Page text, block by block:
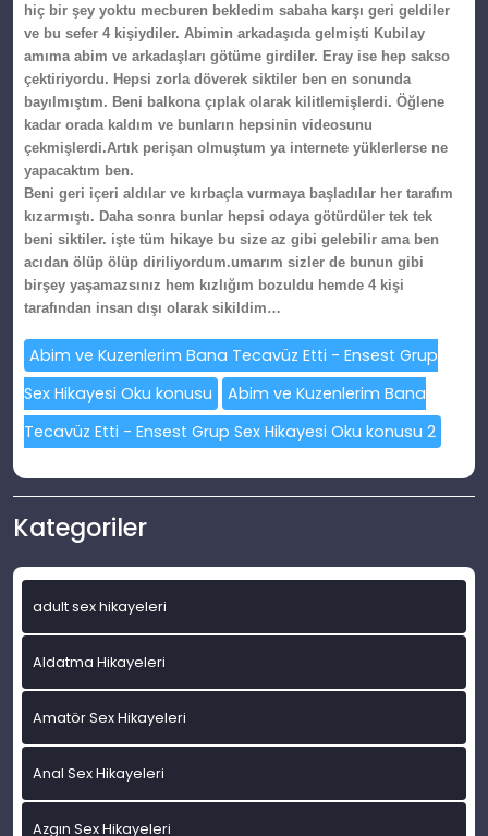
hiç bir şey yoktu mecburen bekledim sabaha karşı geri geldiler
ve bu sefer 4 kişiydiler. Abimin arkadaşıda gelmişti Kubilay
amıma abim ve arkadaşları götüme girdiler. Eray ise hep sakso
çektiriyordu. Hepsi zorla döverek siktiler ben en sonunda
bayılmıştım. Beni balkona çıplak olarak kilitlemişlerdi. Öğlene
kadar orada kaldım ve bunların hepsinin videosunu
çekmişlerdi.Artık perişan olmuştum ya internete yüklerlerse ne
yapacaktım ben.
Beni geri içeri aldılar ve kırbaçla vurmaya başladılar her tarafım
kızarmıştı. Daha sonra bunlar hepsi odaya götürdüler tek tek
beni siktiler. işte tüm hikaye bu size az gibi gelebilir ama ben
acıdan ölüp ölüp diriliyordum.umarım sizler de bunun gibi
birşey yaşamazsınız hem kızlığım bozuldu hemde 4 kişi
tarafından insan dışı olarak sikildim…
Abim ve Kuzenlerim Bana Tecavüz Etti - Ensest Grup
Sex Hikayesi Oku konusu
Abim ve Kuzenlerim Bana
Tecavüz Etti - Ensest Grup Sex Hikayesi Oku konusu 2
Kategoriler
adult sex hikayeleri
Aldatma Hikayeleri
Amatör Sex Hikayeleri
Anal Sex Hikayeleri
Azgın Sex Hikayeleri